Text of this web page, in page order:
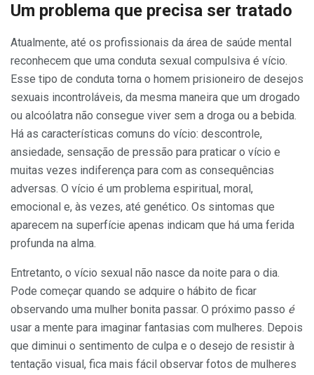
Um problema que precisa ser tratado
Atualmente, até os profissionais da área de saúde mental
reconhecem que uma conduta sexual compulsiva é vício.
Esse tipo de conduta torna o homem prisioneiro de desejos
sexuais incontroláveis, da mesma maneira que um drogado
ou alcoólatra não consegue viver sem a droga ou a bebida.
Há as características comuns do vício: descontrole,
ansiedade, sensação de pressão para praticar o vício e
muitas vezes indiferença para com as consequências
adversas. O vício é um problema espiritual, moral,
emocional e, às vezes, até genético. Os sintomas que
aparecem na superfície apenas indicam que há uma ferida
profunda na alma.
Entretanto, o vício sexual não nasce da noite para o dia.
Pode começar quando se adquire o hábito de ficar
observando uma mulher bonita passar. O próximo passo é
usar a mente para imaginar fantasias com mulheres. Depois
que diminui o sentimento de culpa e o desejo de resistir à
tentação visual, fica mais fácil observar fotos de mulheres